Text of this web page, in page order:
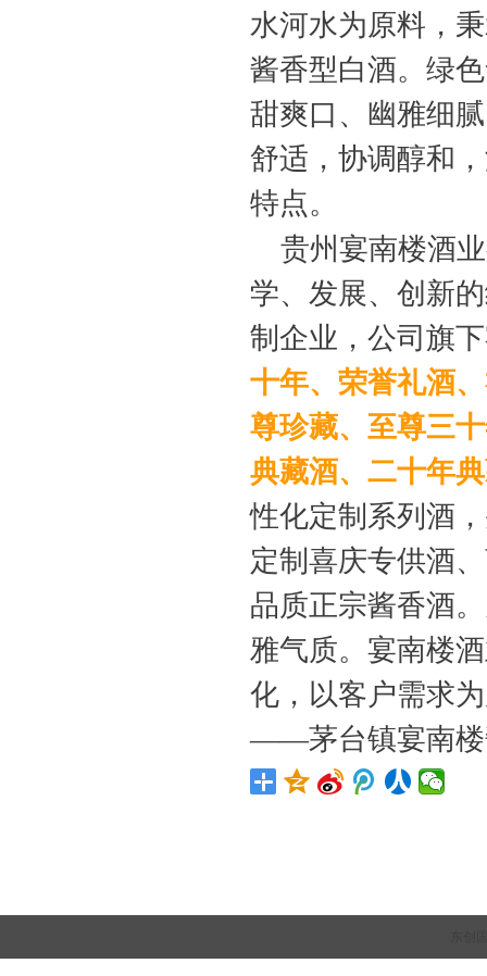
水河水为原料，
酱香型白酒。绿
甜爽口、幽雅细
舒适，协调醇和
特点。
贵州宴南楼酒
学、发展、创新
制企业，公司旗
十年、荣誉礼酒
尊珍藏、至尊三
典藏酒、二十年
性化定制系列酒
定制喜庆专供酒
品质正宗酱香酒
雅气质。宴南楼
化，以客户需求
——茅台镇宴南楼